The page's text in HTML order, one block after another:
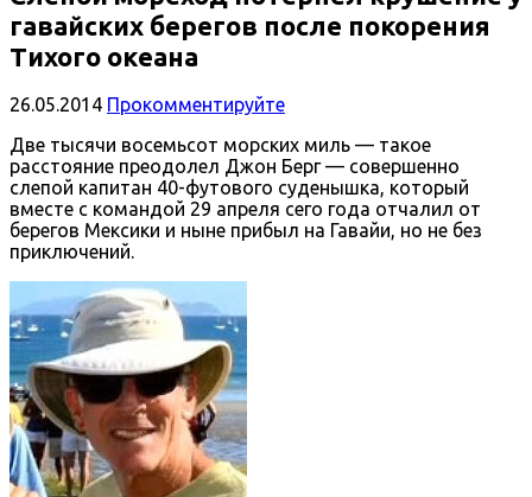
гавайских берегов после покорения
Тихого океана
26.05.2014 Прокомментируйте
Две тысячи восемьсот морских миль — такое
расстояние преодолел Джон Берг — совершенно
слепой капитан 40-футового суденышка, который
вместе с командой 29 апреля сего года отчалил от
берегов Мексики и ныне прибыл на Гавайи, но не без
приключений.